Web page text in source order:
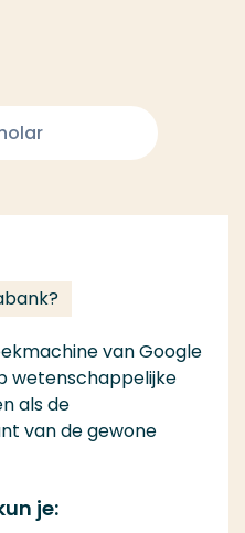
van Google
wetenschappelijke
als de
van de gewone
je: